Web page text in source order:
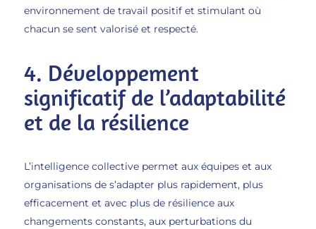
environnement de travail positif et stimulant où
chacun se sent valorisé et respecté.
4. Développement
significatif de l’adaptabilité
et de la résilience
L’intelligence collective permet aux équipes et aux
organisations de s’adapter plus rapidement, plus
efficacement et avec plus de résilience aux
changements constants, aux perturbations du